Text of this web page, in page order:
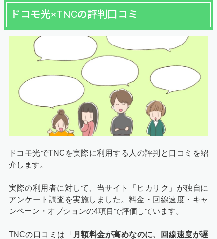
ドコモ光×TNCの評判口コミ
ドコモ光でTNCを実際に利用する人の評判と口コミを紹
介します。
実際の利用者に対して、当サイト「ヒカリク」が独自に
アンケート調査を実施しました。料金・回線速度・キャ
ンペーン・オプションの4項目で評価しています。
TNCの口コミは「 月額料金が高めなのに、回線速度が遅